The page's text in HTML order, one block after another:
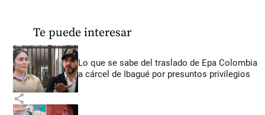
Te puede interesar
Lo que se sabe del traslado de Epa Colombia
a cárcel de Ibagué por presuntos privilegios
share